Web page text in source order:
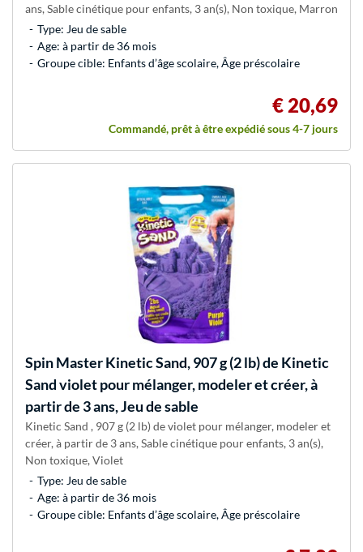
ans, Sable cinétique pour enfants, 3 an(s), Non toxique, Marron
Type: Jeu de sable
Age: à partir de 36 mois
Groupe cible: Enfants d’âge scolaire, Âge préscolaire
€ 20,69
Commandé, prêt à être expédié sous 4-7 jours
Spin MasterKinetic Sand, 907 g (2 lb) de Kinetic
Sand violet pour mélanger, modeler et créer, à
partir de 3 ans, Jeu de sable
Kinetic Sand , 907 g (2 lb) de violet pour mélanger, modeler et
créer, à partir de 3 ans, Sable cinétique pour enfants, 3 an(s),
Non toxique, Violet
Type: Jeu de sable
Age: à partir de 36 mois
Groupe cible: Enfants d’âge scolaire, Âge préscolaire